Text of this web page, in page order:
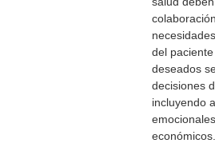
del
deseados
decisiones
incluyendo
económicos.